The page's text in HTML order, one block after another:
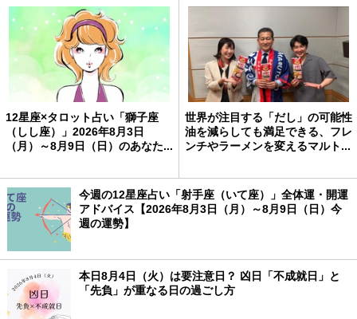
12星座×タロット占い「獅子座
（しし座）」2026年8月3日
（月）～8月9日（日）のあなた...
世界が注目する「だし」の可能性
油を減らしても満足できる、フレ
ンチやラーメンを変えるマルト...
今週の12星座占い「射手座（いて座）」全体運・開運
アドバイス【2026年8月3日（月）～8月9日（日）今
週の運勢】
本日8月4日（火）は要注意日？ 凶日「不成就日」と
「先負」が重なる日の過ごし方